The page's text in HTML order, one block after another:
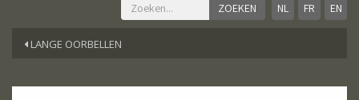
NL FR EN
LANGE OORBELLEN